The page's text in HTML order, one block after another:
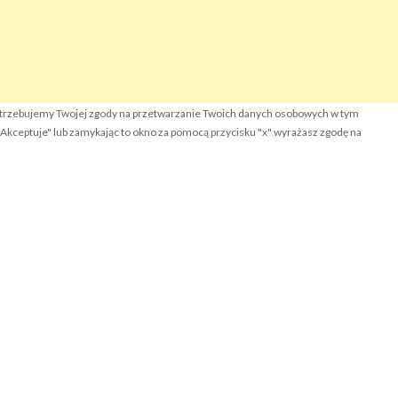
Twojej zgody na przetwarzanie Twoich danych osobowych w tym
lub zamykając to okno za pomocą przycisku "x" wyrażasz zgodę na